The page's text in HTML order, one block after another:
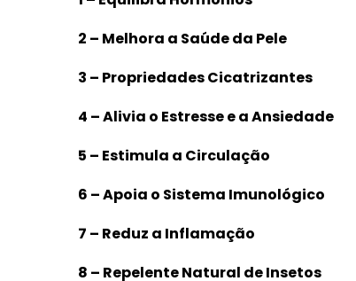
2 – Melhora a Saúde da Pele
3 – Propriedades Cicatrizantes
4 – Alivia o Estresse e a Ansiedade
5 – Estimula a Circulação
6 – Apoia o Sistema Imunológico
7 – Reduz a Inflamação
8 – Repelente Natural de Insetos